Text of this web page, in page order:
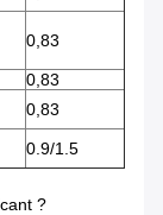
0,83
0,83
0,83
0.9/1.5
?